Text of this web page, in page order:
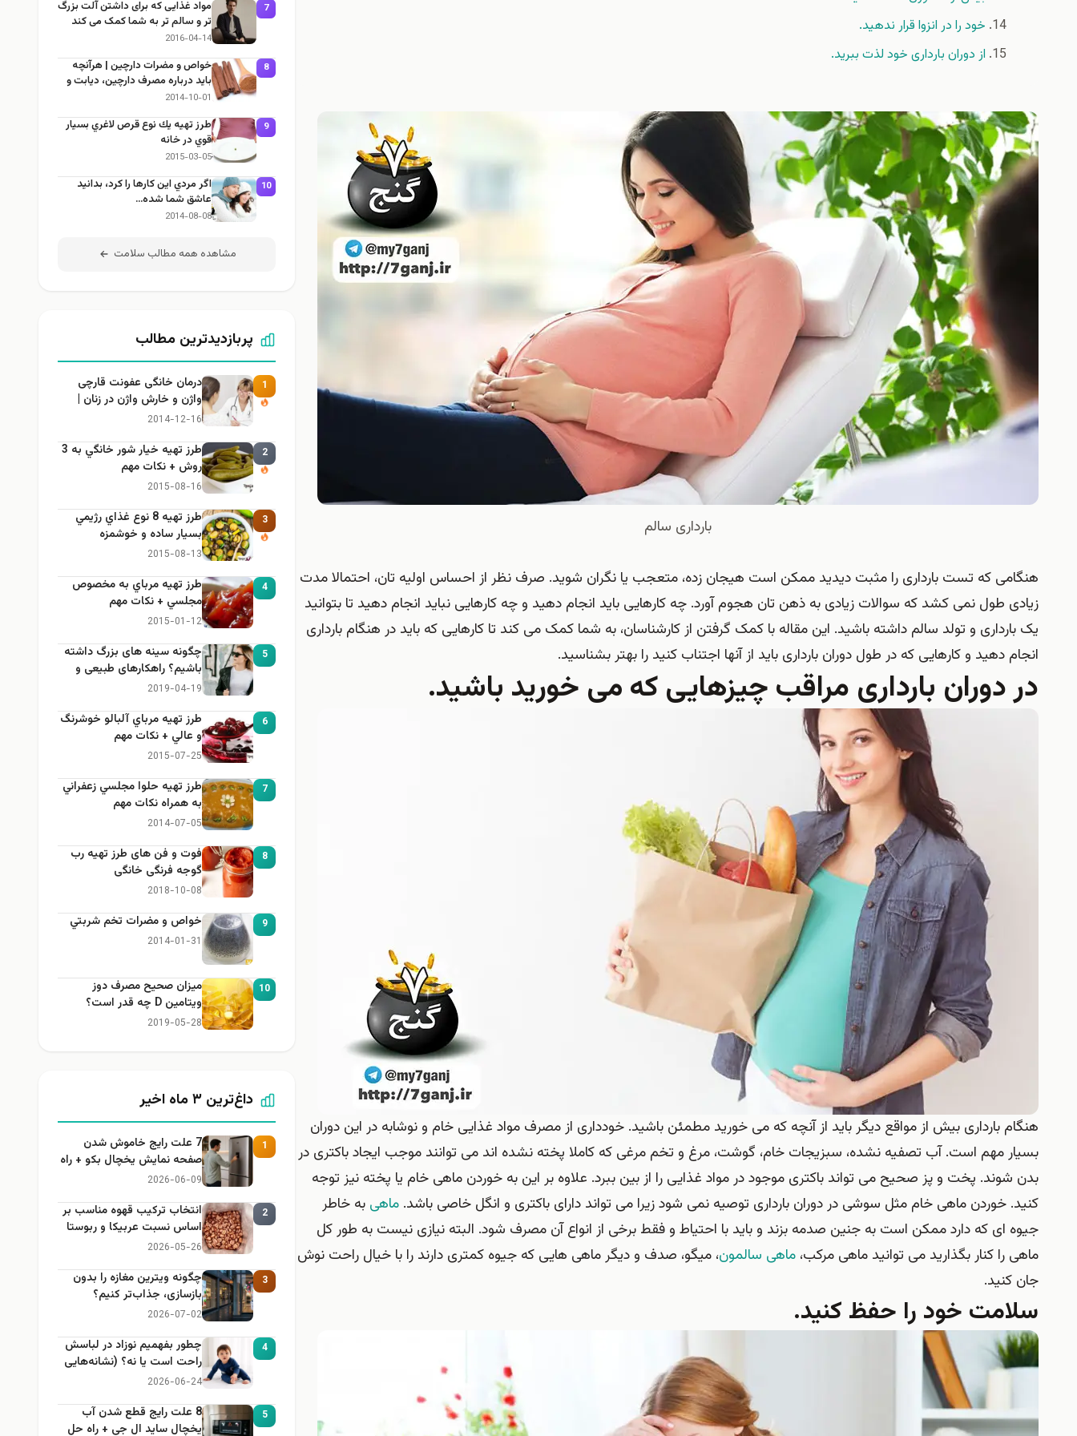
خود را در انزوا قرار ندهید.
از دوران بارداری خود لذت ببرید.
بارداری سالم
هنگامی که تست بارداری را مثبت دیدید ممکن است هیجان زده، متعجب یا نگران شوید. صرف نظر از احساس اولیه تان، احتمالا مدت
زیادی طول نمی کشد که سوالات زیادی به ذهن تان هجوم آورد. چه کارهایی باید انجام دهید و چه کارهایی نباید انجام دهید تا بتوانید
یک بارداری و تولد سالم داشته باشید. این مقاله با کمک گرفتن از کارشناسان، به شما کمک می کند تا کارهایی که باید در هنگام بارداری
انجام دهید و کارهایی که در طول دوران بارداری باید از آنها اجتناب کنید را بهتر بشناسید.
در دوران بارداری مراقب چیزهایی که می خورید باشید.
هنگام بارداری بیش از مواقع دیگر باید از آنچه که می خورید مطمئن باشید. خودداری از مصرف مواد غذایی خام و نوشابه در این دوران
بسیار مهم است. آب تصفیه نشده، سبزیجات خام، گوشت، مرغ و تخم مرغی که کاملا پخته نشده اند می توانند موجب ایجاد باکتری در
بدن شوند. پخت و پز صحیح می تواند باکتری موجود در مواد غذایی را از بین ببرد. علاوه بر این به خوردن ماهی خام یا پخته نیز توجه
کنید. خوردن ماهی خام مثل سوشی در دوران بارداری توصیه نمی شود زیرا می تواند دارای باکتری و انگل خاصی باشد. ماهی به خاطر
جیوه ای که دارد ممکن است به جنین صدمه بزند و باید با احتیاط و فقط برخی از انواع آن مصرف شود. البته نیازی نیست به طور کل
ماهی را کنار بگذارید می توانید ماهی مرکب، ماهی سالمون، میگو، صدف و دیگر ماهی هایی که جیوه کمتری دارند را با خیال راحت نوش
جان کنید.
سلامت خود را حفظ کنید.
7
مواد غذایی که برای داشتن آلت بزرگ
تر و سالم تر به شما کمک می کند
2016-04-14
8
خواص و مضرات دارچین | هرآنچه
باید درباره مصرف دارچین، دیابت و
لاغری بدانید
2014-10-01
9
طرز تهيه يك نوع قرص لاغري بسيار
قوي در خانه
2015-03-05
10
اگر مردي اين كارها را كرد، بدانيد
عاشق شما شده…
2014-08-08
مشاهده همه مطالب سلامت
پربازدیدترین مطالب
1
درمان خانگی عفونت قارچی
واژن و خارش واژن در زنان |
راهنمای کامل، ایمن و کاربردی
2014-12-16
2
طرز تهيه خیار شور خانگي به 3
روش + نكات مهم
2015-08-16
3
طرز تهيه 8 نوع غذاي رژيمي
بسيار ساده و خوشمزه
2015-08-13
4
طرز تهيه مرباي به مخصوص
مجلسي + نكات مهم
2015-01-12
5
چگونه سینه های بزرگ داشته
باشیم؟ راهکارهای طبیعی و
خانگی برای بزرگ کردن سینه
2019-04-19
6
طرز تهيه مرباي آلبالو خوشرنگ
و عالي + نكات مهم
2015-07-25
7
طرز تهيه حلوا مجلسي زعفراني
به همراه نكات مهم
2014-07-05
8
فوت و فن های طرز تهیه رب
گوجه فرنگی خانگی
2018-10-08
9 خواص و مضرات تخم شربتي
2014-01-31
10
میزان صحیح مصرف دوز
ویتامین D چه قدر است؟
2019-05-28
داغ‌ترین ۳ ماه اخیر
1
7 علت رایج خاموش شدن
صفحه نمایش یخچال بکو + راه
حل
2026-06-09
2
انتخاب ترکیب قهوه مناسب بر
اساس نسبت عربیکا و ربوستا
2026-05-26
3
چگونه ویترین مغازه را بدون
بازسازی، جذاب‌تر کنیم؟
2026-07-02
4
چطور بفهمیم نوزاد در لباسش
راحت است یا نه؟ (نشانه‌هایی
که هر مادر باید بداند)
2026-06-24
5
8 علت رایج قطع شدن آب
یخچال ساید ال جی + راه حل